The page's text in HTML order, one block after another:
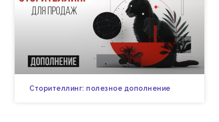
Сторителлинг: полезное дополнение